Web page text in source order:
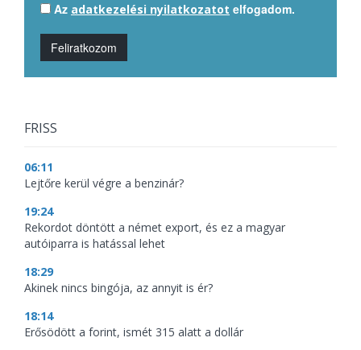
Az adatkezelési nyilatkozatot elfogadom.
Feliratkozom
FRISS
06:11
Lejtőre kerül végre a benzinár?
19:24
Rekordot döntött a német export, és ez a magyar
autóiparra is hatással lehet
18:29
Akinek nincs bingója, az annyit is ér?
18:14
Erősödött a forint, ismét 315 alatt a dollár